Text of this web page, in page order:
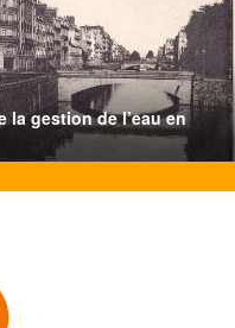
la gestion de l’eau en